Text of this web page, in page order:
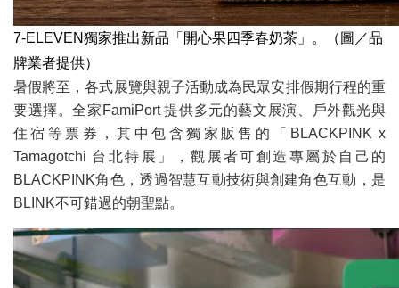
7-ELEVEN獨家推出新品「開心果四季春奶茶」。（圖／品
牌業者提供）
暑假將至，各式展覽與親子活動成為民眾安排假期行程的重
要選擇。全家FamiPort 提供多元的藝文展演、戶外觀光與
住宿等票券，其中包含獨家販售的「BLACKPINK x
Tamagotchi 台北特展」，觀展者可創造專屬於自己的
BLACKPINK角色，透過智慧互動技術與創建角色互動，是
BLINK不可錯過的朝聖點。